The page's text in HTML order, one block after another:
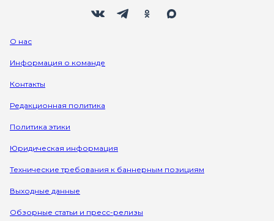
О нас
Информация о команде
Контакты
Редакционная политика
Политика этики
Юридическая информация
Технические требования к баннерным позициям
Выходные данные
Обзорные статьи и пресс-релизы